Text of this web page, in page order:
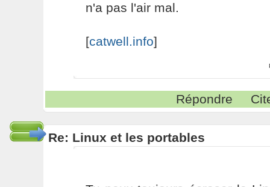
n'a pas l'air mal.
[catwell.info]
Répondre
Re: Linux et les portables